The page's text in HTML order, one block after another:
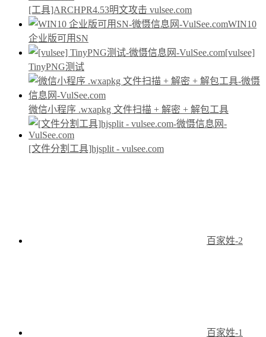
[工具]ARCHPR4.53明文攻击 vulsee.com
WIN10
企业版可用SN
[vulsee]
TinyPNG测试
微信小程序 .wxapkg 文件扫描 + 解密 + 解包工具
[文件分割工具]hjsplit - vulsee.com
百家姓-2
百家姓-1